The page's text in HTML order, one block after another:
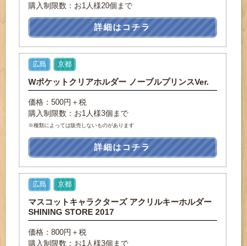
購入制限数：お1人様20個まで
詳細はコチラ
広島 京都
Wポケットクリアホルダー ノーブルプリンスVer.
価格：500円＋税
購入制限数：お1人様3個まで
※種類によっては販売しないものがあります
詳細はコチラ
広島 京都
マスコットキャラクターズ アクリルキーホルダー
SHINING STORE 2017
価格：800円＋税
購入制限数：お1人様3個まで